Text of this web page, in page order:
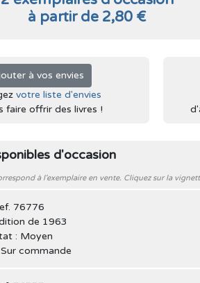
à partir de 2,80 €
à vos envies
votre liste d'envies
faire offrir des livres !
d'occasion
à l'exemplaire en vente. Cliquez sur la
76776
de 1963
: Moyen
Sur commande